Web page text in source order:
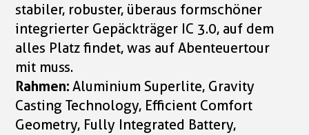
stabiler, robuster, überaus formschöner
integrierter Gepäckträger IC 3.0, auf dem
alles Platz findet, was auf Abenteuertour
mit muss.
Rahmen:Aluminium Superlite, Gravity
Casting Technology, Efficient Comfort
Geometry, Fully Integrated Battery,